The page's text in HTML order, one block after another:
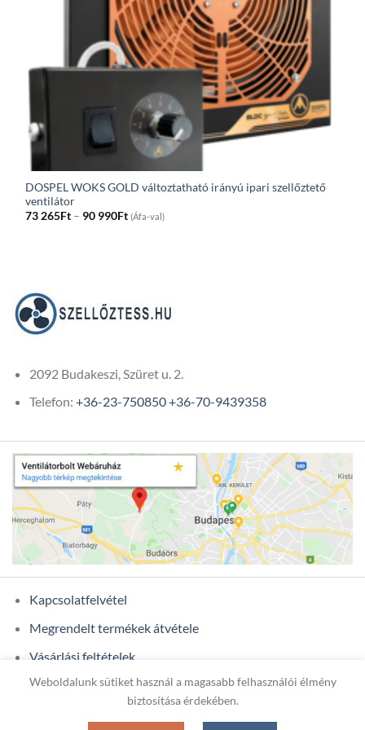
DOSPEL WOKS GOLD változtatható irányú ipari szellőztető
ventilátor
73 265Ft – 90 990FtPrice
range:
(Áfa-val)
2092 Budakeszi, Szüret u. 2.
Telefon: +36-23-750850+36-70-9439358
Kapcsolatfelvétel
Megrendelt termékek átvétele
Vásárlási feltételek
Ügyfél adatok
Weboldalunk sütiket használ a magasabb felhasználói élmény
biztosítása érdekében.